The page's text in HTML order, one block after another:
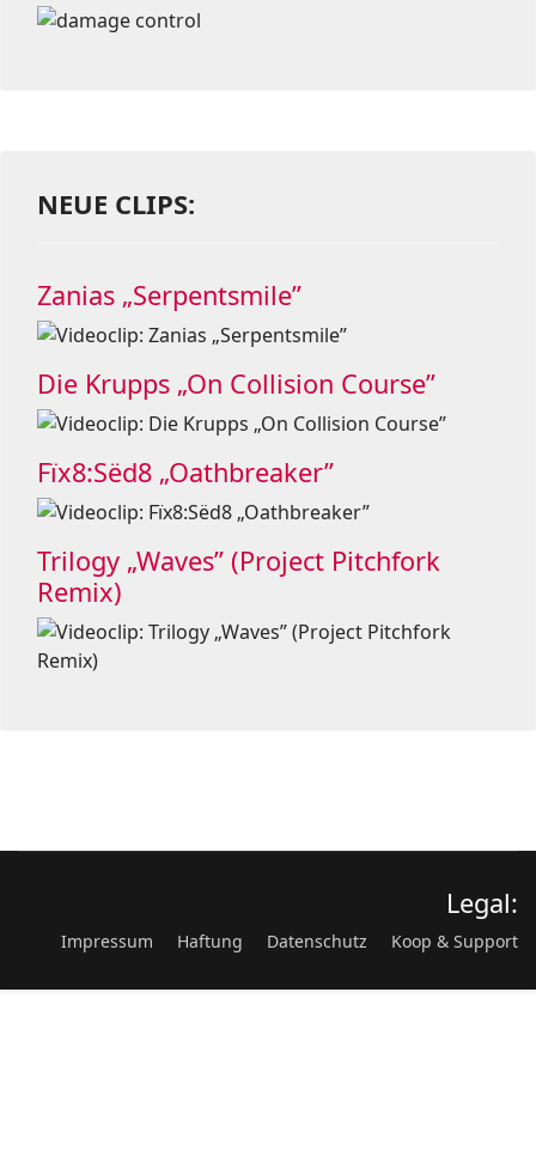
NEUE CLIPS:
Zanias „Serpentsmile”
Die Krupps „On Collision Course”
Fïx8:Sëd8 „Oathbreaker”
Trilogy „Waves” (Project Pitchfork
Remix)
Legal:
Impressum Haftung Datenschutz Koop & Support